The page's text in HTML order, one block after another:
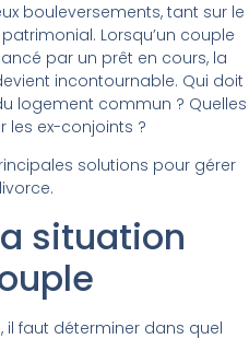
bouleversements, tant sur le
Lorsqu’un couple
par un prêt en cours, la
incontournable. Qui doit
logement commun ? Quelles
les ex-conjoints ?
solutions pour gérer
situation
il faut déterminer dans quel